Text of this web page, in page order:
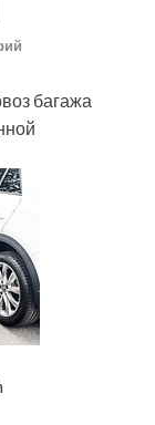
багажа